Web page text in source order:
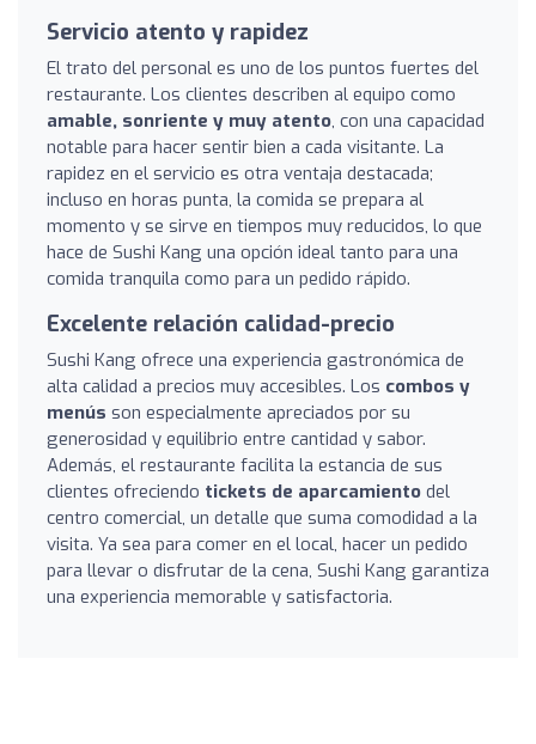
Servicio atento y rapidez
El trato del personal es uno de los puntos fuertes del
restaurante. Los clientes describen al equipo como
amable, sonriente y muy atento, con una capacidad
notable para hacer sentir bien a cada visitante. La
rapidez en el servicio es otra ventaja destacada;
incluso en horas punta, la comida se prepara al
momento y se sirve en tiempos muy reducidos, lo que
hace de Sushi Kang una opción ideal tanto para una
comida tranquila como para un pedido rápido.
Excelente relación calidad-precio
Sushi Kang ofrece una experiencia gastronómica de
alta calidad a precios muy accesibles. Los combos y
menús son especialmente apreciados por su
generosidad y equilibrio entre cantidad y sabor.
Además, el restaurante facilita la estancia de sus
clientes ofreciendo tickets de aparcamiento del
centro comercial, un detalle que suma comodidad a la
visita. Ya sea para comer en el local, hacer un pedido
para llevar o disfrutar de la cena, Sushi Kang garantiza
una experiencia memorable y satisfactoria.